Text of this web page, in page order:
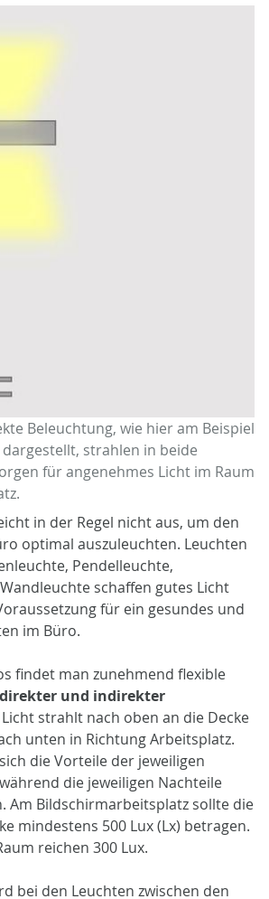
Beleuchtung, wie hier am Beispiel
strahlen in beide
für angenehmes Licht im Raum
in der Regel nicht aus, um den
optimal auszuleuchten. Leuchten
Pendelleuchte,
schaffen gutes Licht
für ein gesundes und
im Büro.
findet man zunehmend flexible
direkter und indirekter
strahlt nach oben an die Decke
unten in Richtung Arbeitsplatz.
die Vorteile der jeweiligen
die jeweiligen Nachteile
Am Bildschirmarbeitsplatz sollte die
mindestens 500 Lux (Lx) betragen.
reichen 300 Lux.
bei den Leuchten zwischen den